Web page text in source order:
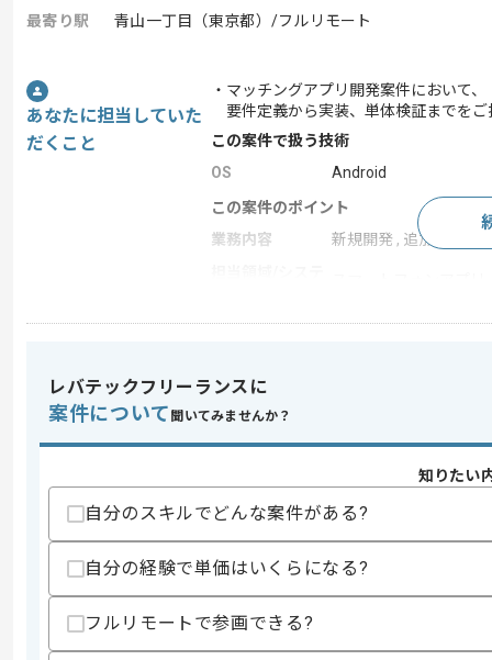
最寄り駅
青山一丁目（東京都）/フルリモート
あなたに担当していた
だくこと
・マッチングアプリ開発案件において、
要件定義から実装、単体検証までをご
この案件で扱う技術
OS
Android
この案件のポイント
業務内容
新規開発 , 追加開発 ,
特徴 20代活躍中 , 長期プロ
・Android Javaを用いた開発経験1年以
スキルに不安がある方へ
上記に似た経験やスキルをお持ちであれば申
レバテックフリーランスに
案件について 聞いてみませんか？
知りたい
自分のスキルでどんな案件がある?
自分の経験で単価はいくらになる?
フルリモートで参画できる?